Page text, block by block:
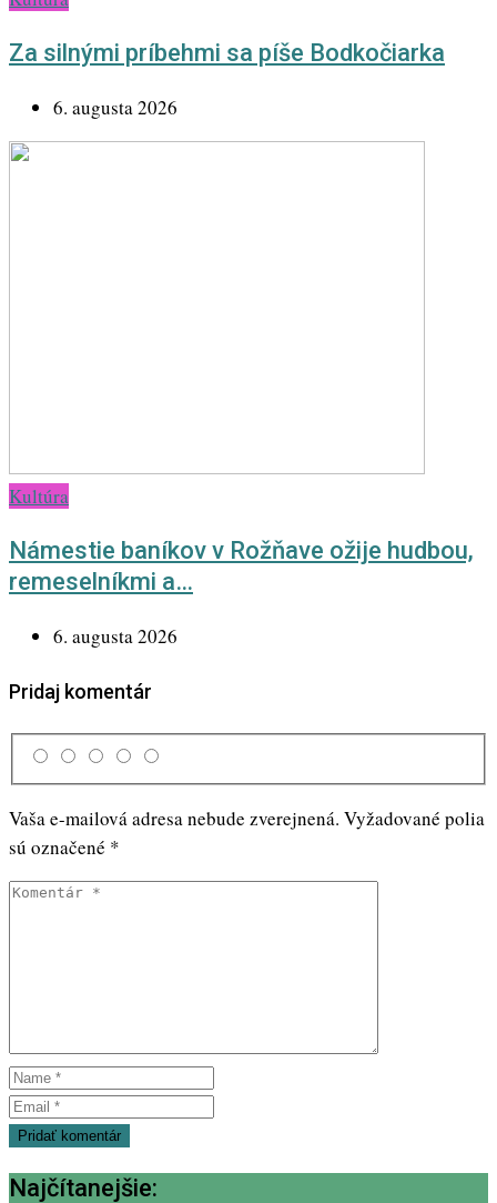
Za silnými príbehmi sa píše Bodkočiarka
6. augusta 2026
Kultúra
Námestie baníkov v Rožňave ožije hudbou,
remeselníkmi a…
6. augusta 2026
Pridaj komentár
Vaša e-mailová adresa nebude zverejnená. Vyžadované polia
sú označené *
Najčítanejšie: